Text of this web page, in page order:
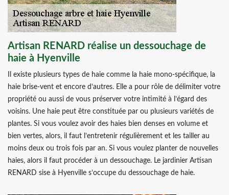
Artisan RENARD réalise un dessouchage de
haie à Hyenville
Il existe plusieurs types de haie comme la haie mono-spécifique, la
haie brise-vent et encore d’autres. Elle a pour rôle de délimiter votre
propriété ou aussi de vous préserver votre intimité à l’égard des
voisins. Une haie peut être constituée par ou plusieurs variétés de
plantes. Si vous voulez avoir des haies bien denses en volume et
bien vertes, alors, il faut l’entretenir régulièrement et les tailler au
moins deux ou trois fois par an. Si vous voulez planter de nouvelles
haies, alors il faut procéder à un dessouchage. Le jardinier Artisan
RENARD sise à Hyenville s’occupe du dessouchage de haie.